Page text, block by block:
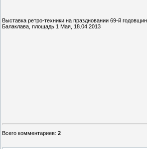
Выставка ретро-техники на праздновании 69-й
Балаклава, площадь 1 Мая, 18.04.2013
Всего комментариев: 2